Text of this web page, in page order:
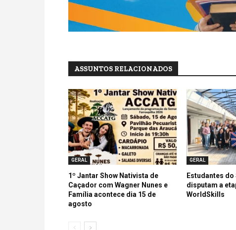
ASSUNTOS RELACIONADOS
GERAL
1º Jantar Show Nativista de
Caçador com Wagner Nunes e
Família acontece dia 15 de
agosto
GERAL
Estudantes do
disputam a
WorldSkills